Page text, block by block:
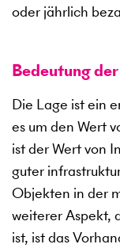
oder jährlich
Bedeutung
Die Lage ist ein
es um den Wert
ist der Wert von
guter
Objekten in der
weiterer Aspekt,
ist, ist das